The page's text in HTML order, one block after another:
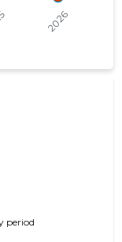
period